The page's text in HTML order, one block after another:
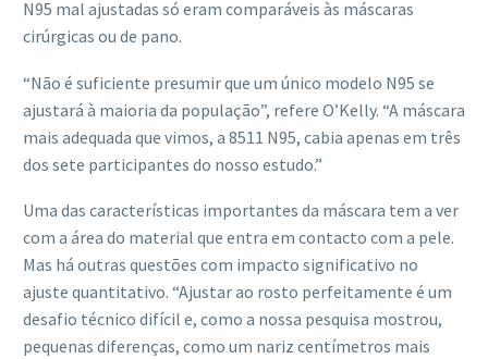
N95 mal ajustadas só eram comparáveis ​​às máscaras
cirúrgicas ou de pano.
“Não é suficiente presumir que um único modelo N95 se
ajustará à maioria da população”, refere O’Kelly. “A máscara
mais adequada que vimos, a 8511 N95, cabia apenas em três
dos sete participantes do nosso estudo.”
Uma das características importantes da máscara tem a ver
com a área do material que entra em contacto com a pele.
Mas há outras questões com impacto significativo no
ajuste quantitativo. “Ajustar ao rosto perfeitamente é um
desafio técnico difícil e, como a nossa pesquisa mostrou,
pequenas diferenças, como um nariz centímetros mais